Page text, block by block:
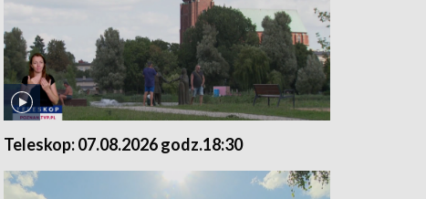
Teleskop: 07.08.2026 godz.18:30